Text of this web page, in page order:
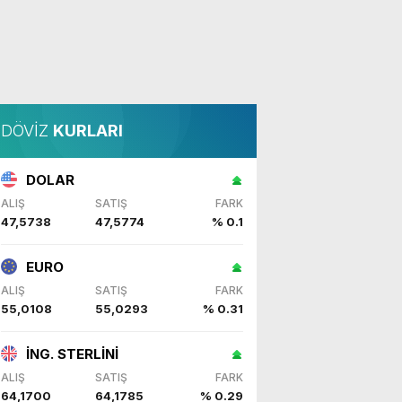
DÖVİZ KURLARI
DOLAR
ALIŞ SATIŞ FARK
47,5738 47,5774 % 0.1
EURO
ALIŞ SATIŞ FARK
55,0108 55,0293 % 0.31
İNG. STERLİNİ
ALIŞ SATIŞ FARK
64,1700 64,1785 % 0.29